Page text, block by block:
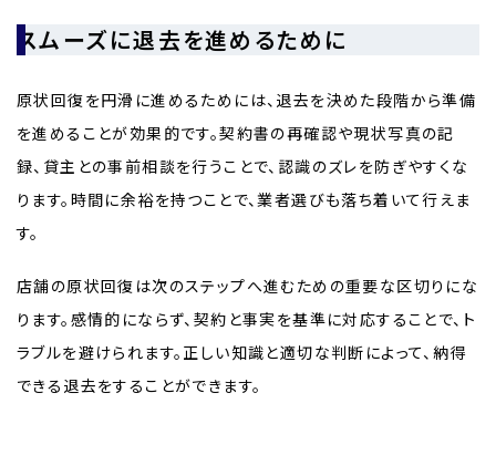
スムーズに退去を進めるために
原状回復を円滑に進めるためには、退去を決めた段階から準備
を進めることが効果的です。契約書の再確認や現状写真の記
録、貸主との事前相談を行うことで、認識のズレを防ぎやすくな
ります。時間に余裕を持つことで、業者選びも落ち着いて行えま
す。
店舗の原状回復は次のステップへ進むための重要な区切りにな
ります。感情的にならず、契約と事実を基準に対応することで、ト
ラブルを避けられます。正しい知識と適切な判断によって、納得
できる退去をすることができます。